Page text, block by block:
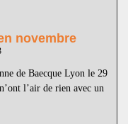
novembre
de Baecque Lyon le 29
l’air de rien avec un